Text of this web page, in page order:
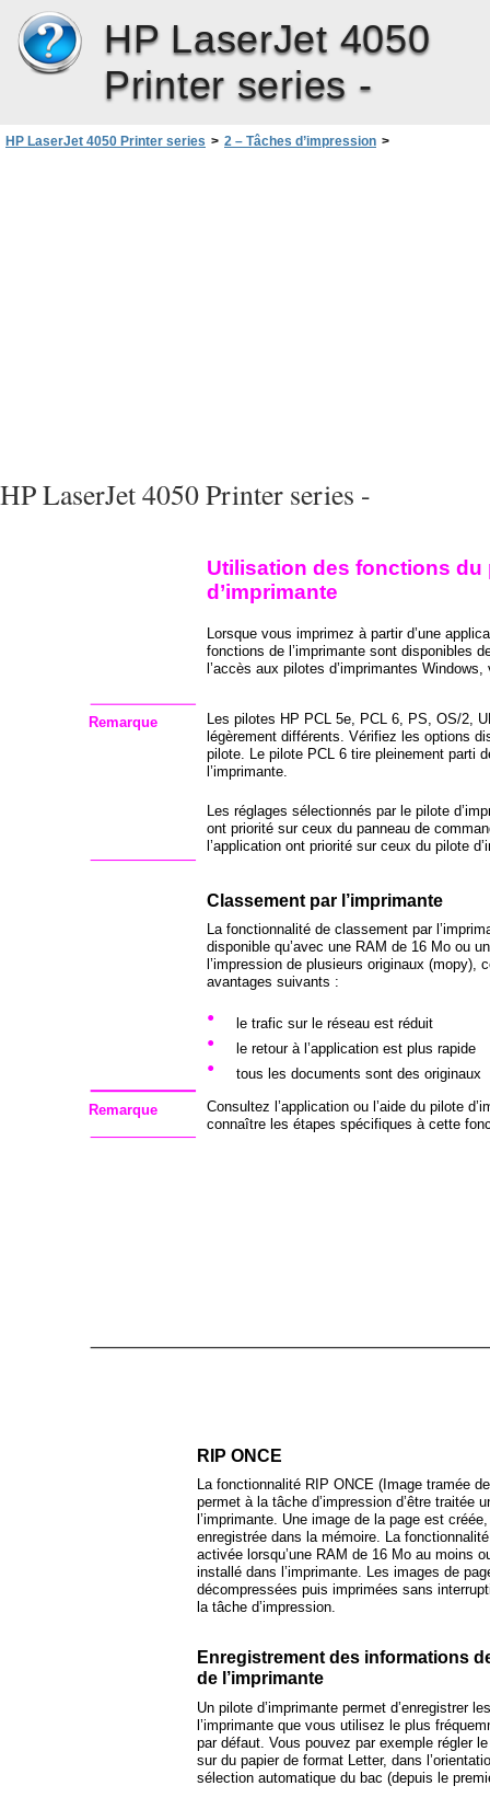
HP LaserJet 4050
Printer series -
HP LaserJet 4050 Printer series > 2 – Tâches d’impression >
HP LaserJet 4050 Printer series -
Utilisation des fonctions du
d’imprimante
Lorsque vous imprimez à partir d’une
fonctions de l’imprimante sont disponibles
l’accès aux pilotes d’imprimantes
Remarque
Les pilotes HP PCL 5e, PCL 6, PS, OS/2,
légèrement différents. Vérifiez les options
pilote. Le pilote PCL 6 tire pleinement parti
l’imprimante.
Les réglages sélectionnés par le pilote
ont priorité sur ceux du panneau de
l’application ont priorité sur ceux du pilote
Classement par l’imprimante
La fonctionnalité de classement par
disponible qu’avec une RAM de 16 Mo ou
l’impression de plusieurs originaux (mopy),
avantages suivants :
• le trafic sur le réseau est réduit
• le retour à l’application est plus rapide
• tous les documents sont des originaux
Remarque
Consultez l’application ou l’aide du pilote
connaître les étapes spécifiques à cette
RIP ONCE
La fonctionnalité RIP ONCE (Image tramée
permet à la tâche d’impression d’être traitée
l’imprimante. Une image de la page est
enregistrée dans la mémoire. La
activée lorsqu’une RAM de 16 Mo au moins
installé dans l’imprimante. Les images de
décompressées puis imprimées sans
la tâche d’impression.
Enregistrement des informations
de l’imprimante
Un pilote d’imprimante permet d’enregistrer
l’imprimante que vous utilisez le plus
par défaut. Vous pouvez par exemple régler
sur du papier de format Letter, dans
sélection automatique du bac (depuis le